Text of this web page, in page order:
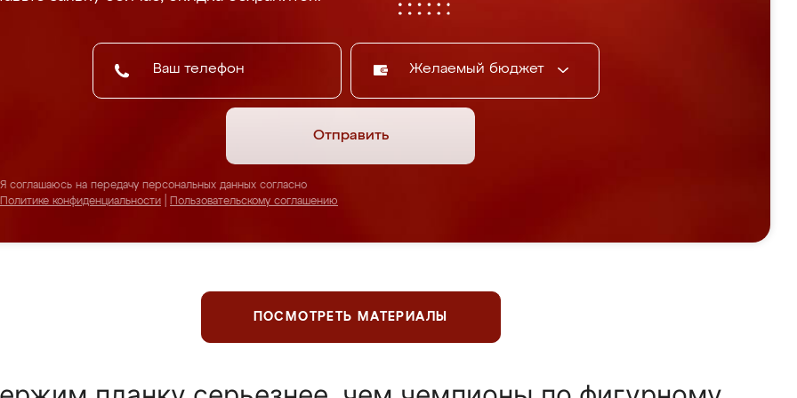
Желаемый бюджет
Отправить
Я соглашаюсь на передачу персональных данных согласно
Политике конфиденциальности
Пользовательскому соглашению
ПОСМОТРЕТЬ МАТЕРИАЛЫ